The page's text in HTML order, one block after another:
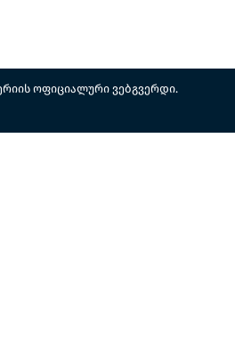
ოფიციალური ვებგვერდი.